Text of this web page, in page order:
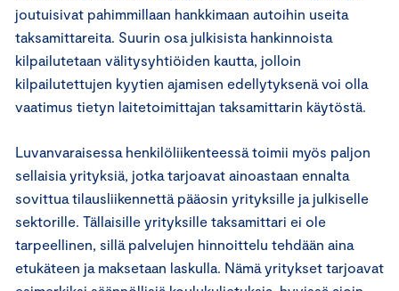
joutuisivat pahimmillaan hankkimaan autoihin useita
taksamittareita. Suurin osa julkisista hankinnoista
kilpailutetaan välitysyhtiöiden kautta, jolloin
kilpailutettujen kyytien ajamisen edellytyksenä voi olla
vaatimus tietyn laitetoimittajan taksamittarin käytöstä.
Luvanvaraisessa henkilöliikenteessä toimii myös paljon
sellaisia yrityksiä, jotka tarjoavat ainoastaan ennalta
sovittua tilausliikennettä pääosin yrityksille ja julkiselle
sektorille. Tällaisille yrityksille taksamittari ei ole
tarpeellinen, sillä palvelujen hinnoittelu tehdään aina
etukäteen ja maksetaan laskulla. Nämä yritykset tarjoavat